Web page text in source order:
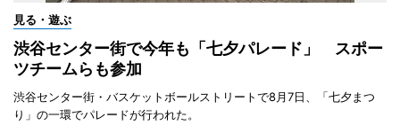
見る・遊ぶ
渋谷センター街で今年も「七夕パレード」 スポー
ツチームらも参加
渋谷センター街・バスケットボールストリートで8月7日、「七夕まつ
り」の一環でパレードが行われた。